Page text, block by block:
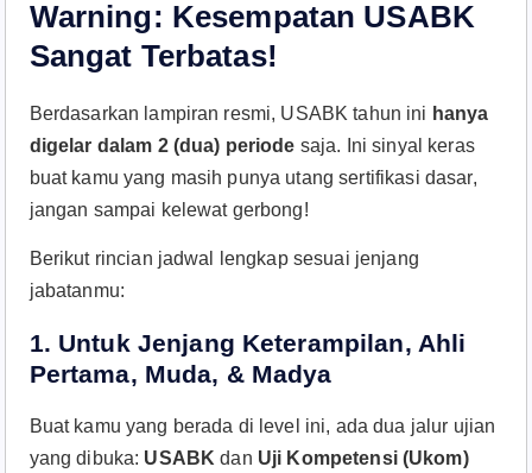
Warning: Kesempatan USABK
Sangat Terbatas!
Berdasarkan lampiran resmi, USABK tahun ini hanya
digelar dalam 2 (dua) periode saja. Ini sinyal keras
buat kamu yang masih punya utang sertifikasi dasar,
jangan sampai kelewat gerbong!
Berikut rincian jadwal lengkap sesuai jenjang
jabatanmu:
1. Untuk Jenjang Keterampilan, Ahli
Pertama, Muda, & Madya
Buat kamu yang berada di level ini, ada dua jalur ujian
yang dibuka: USABK dan Uji Kompetensi (Ukom)